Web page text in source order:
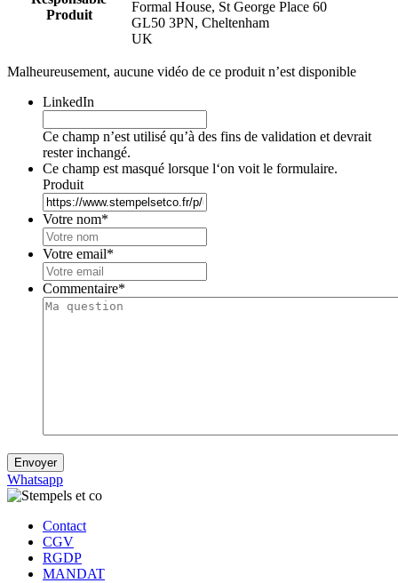
Produit
Formal House, St George Place 60
GL50 3PN, Cheltenham
UK
Malheureusement, aucune vidéo de ce produit n’est disponible
LinkedIn
Ce champ n’est utilisé qu’à des fins de validation et devrait
rester inchangé.
Ce champ est masqué lorsque l‘on voit le formulaire.
Produit
Votre nom*
Votre email*
Commentaire*
Envoyer
Whatsapp
Contact
CGV
RGDP
MANDAT